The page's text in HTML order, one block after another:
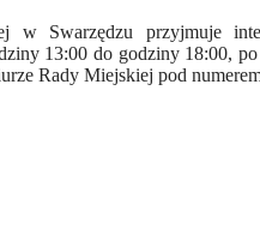
w Swarzędzu przyjmuje
13:00 do godziny 18:00,
Rady Miejskiej pod